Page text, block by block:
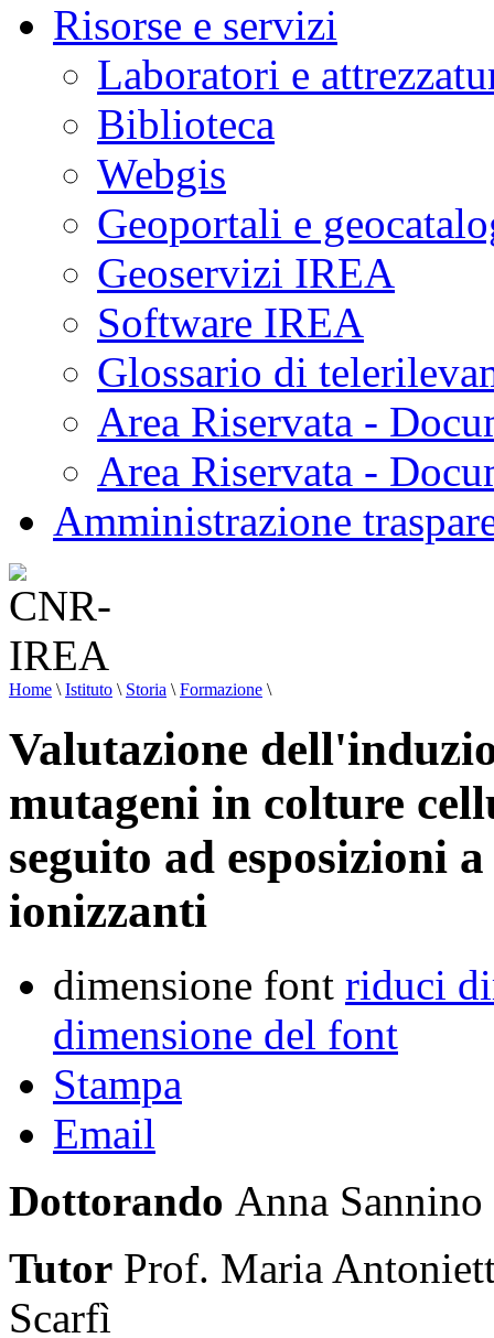
Risorse e servizi
Laboratori e
Biblioteca
Webgis
Geoportali e
Geoservizi IREA
Software IREA
Glossario di
Area Riservata -
Area Riservata -
Amministrazione
Home \ Istituto \ Storia \ Formazione \
Valutazione
mutageni in colture
seguito ad esposizioni
ionizzanti
dimensione font riduci
dimensione del font
Stampa
Email
Dottorando Anna Sannino
Tutor Prof. Maria
Scarfì